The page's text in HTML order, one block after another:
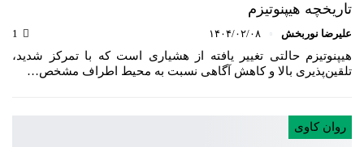
تاریخچه هیپنوتیزم
علیرضا نوربخش ۱۴۰۴/۰۲/۰۸
هیپنوتیزم حالتی تغییر یافته از هشیاری است که با تمرکز شدید،
تلقین‌پذیری بالا و کاهش آگاهی نسبت به محیط اطراف مشخص…
روان کاوی